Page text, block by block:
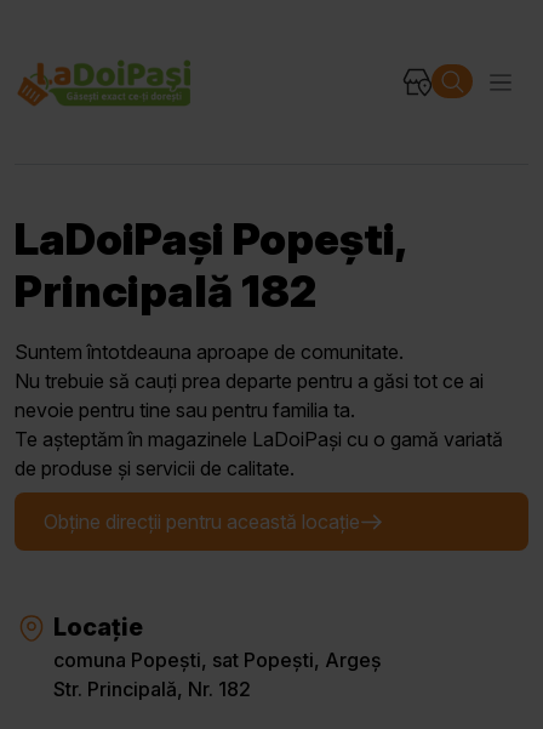
LaDoiPași Popești,
Principală 182
Suntem întotdeauna aproape de comunitate.
Nu trebuie să cauți prea departe pentru a găsi tot ce ai
nevoie pentru tine sau pentru familia ta.
Te așteptăm în magazinele LaDoiPași cu o gamă variată
de produse și servicii de calitate.
Obține direcții pentru această locație
Locație
comuna Popești, sat Popești, Argeș
Str. Principală, Nr. 182